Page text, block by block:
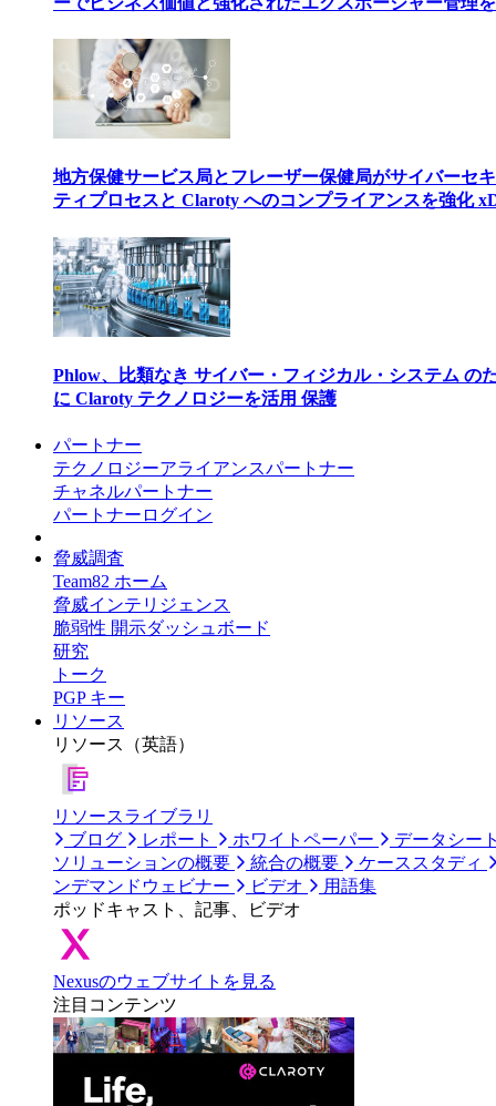
地方保健サービス局とフレーザー保健局がサイバーセ
ティプロセスと Claroty へのコンプライアンスを強化
Phlow、比類なき サイバー・フィジカル・システム の
に Claroty テクノロジーを活用 保護
パートナー
テクノロジーアライアンスパートナー
チャネルパートナー
パートナーログイン
脅威調査
Team82 ホーム
脅威インテリジェンス
脆弱性 開示ダッシュボード
研究
トーク
PGP キー
リソース
リソース（英語）
リソースライブラリ
ブログ
レポート ホワイトペーパー
データシー
ソリューションの概要
統合の概要
ケーススタディ
ンデマンドウェビナー
ビデオ
用語集
ポッドキャスト、記事、ビデオ
Nexusのウェブサイトを見る
注目コンテンツ